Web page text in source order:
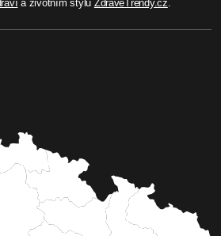
a životním stylu ZdraveTrendy.cz.